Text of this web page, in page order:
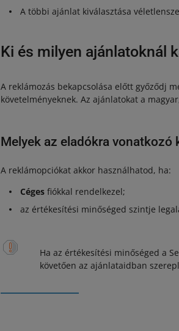
A többi ajánlat kiválasztása
Ki és milyen ajánlatoknál
A reklámozás bekapcsolása előtt győződj
követelményeknek. Az ajánlatokat a
Melyek az eladókra vonatkozó
A reklámopciókat akkor használhatod, ha:
Céges fiókkal rendelkezel;
az értékesítési minőséged szintje
Ha az értékesítési minőséged a
követően az ajánlataidban